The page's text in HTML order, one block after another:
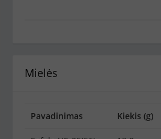
Mielės
Pavadinimas Kiekis (g)